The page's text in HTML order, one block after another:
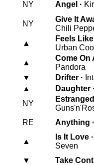
NY Angel ·
NY
Give It
Chili
▲
Feels
Urban
▲
Come On
Pandora
▼ Drifter ·
▲ Daughter ·
NY
Estranged
RE Anything ·
▲
Is It Love ·
Seven
▼ Take